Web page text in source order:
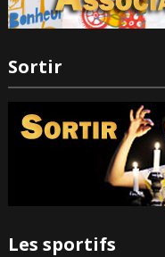
Sortir
Les sportifs